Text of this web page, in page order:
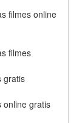
filmes online
filmes
gratis
online gratis